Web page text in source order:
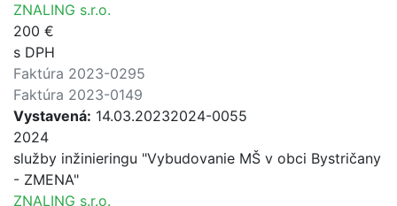
ZNALING s.r.o.
200 €
s DPH
Faktúra 2023-0295
Faktúra 2023-0149
Vystavená: 14.03.20232024-0055
2024
služby inžinieringu "Vybudovanie MŠ v obci Bystričany
- ZMENA"
ZNALING s.r.o.